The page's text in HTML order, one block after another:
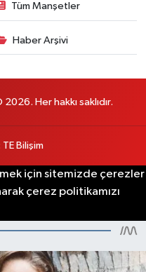
Tüm Manşetler
Haber Arşivi
Her hakkı saklıdır.
TE Bilişim
için sitemizde çerezler
çerez politikamızı